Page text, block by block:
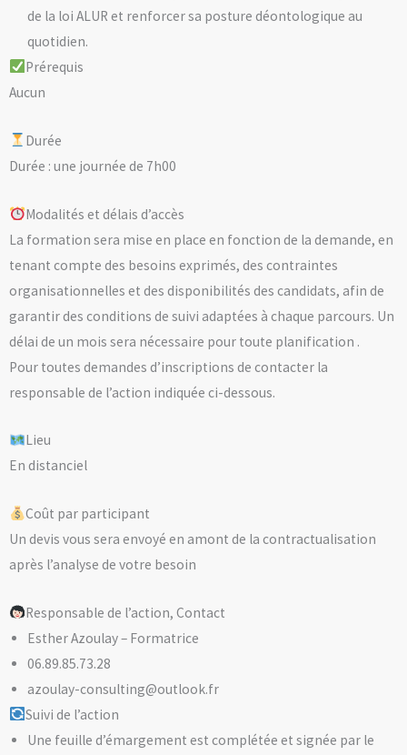
de la loi ALUR et renforcer sa posture déontologique au
quotidien.
Prérequis
Aucun
Durée
Durée : une journée de 7h00
Modalités et délais d’accès
La formation sera mise en place en fonction de la demande, en
tenant compte des besoins exprimés, des contraintes
organisationnelles et des disponibilités des candidats, afin de
garantir des conditions de suivi adaptées à chaque parcours. Un
délai de un mois sera nécessaire pour toute planification .
Pour toutes demandes d’inscriptions de contacter la
responsable de l’action indiquée ci-dessous.
Lieu
En distanciel
Coût par participant
Un devis vous sera envoyé en amont de la contractualisation
après l’analyse de votre besoin
Responsable de l’action, Contact
Esther Azoulay – Formatrice
06.89.85.73.28
azoulay-consulting@outlook.fr
Suivi de l’action
Une feuille d’émargement est complétée et signée par le